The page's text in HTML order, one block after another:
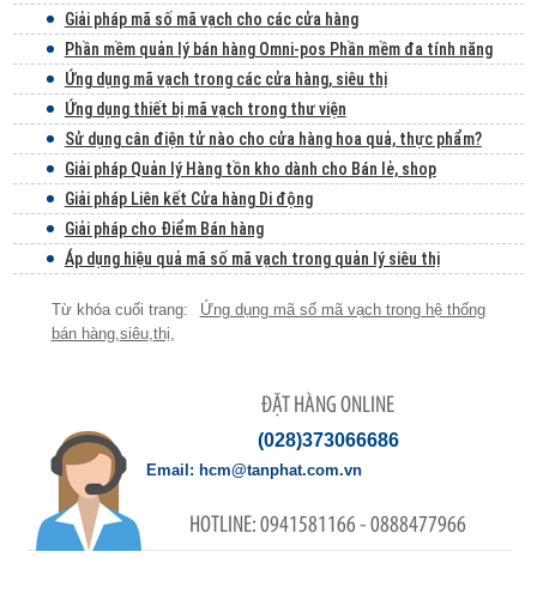
Giải pháp mã số mã vạch cho các cửa hàng
Phần mềm quản lý bán hàng Omni-pos Phần mềm đa tính năng
Ứng dụng mã vạch trong các cửa hàng, siêu thị
Ứng dụng thiết bị mã vạch trong thư viện
Sử dụng cân điện tử nào cho cửa hàng hoa quả, thực phẩm?
Giải pháp Quản lý Hàng tồn kho dành cho Bán lẻ, shop
Giải pháp Liên kết Cửa hàng Di động
Giải pháp cho Điểm Bán hàng
Áp dụng hiệu quả mã số mã vạch trong quản lý siêu thị
Ứng dụng mã số mã vạch trong hệ thống
bán hàng,siêu,thị,
ĐẶT HÀNG ONLINE
(028)373066686
0941581166 - 0888477966
hcm@tanphat.com.vn